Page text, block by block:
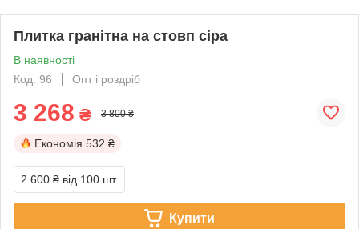
Плитка гранітна на стовп сіра
В наявності
Код: 96
Опт і роздріб
3 268 ₴ 3 800 ₴
Економія 532 ₴
2 600 ₴ від 100 шт.
Купити